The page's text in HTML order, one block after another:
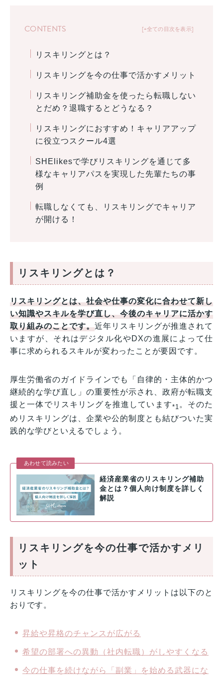
+全ての目次を表示
CONTENTS
リスキリングとは？
リスキリングを今の仕事で活かすメリット
リスキリング補助金を使ったら転職しない
とだめ？退職するとどうなる？
リスキリングにおすすめ！キャリアアップ
に役立つスクール4選
SHElikesで学びリスキリングを通じて多
様なキャリアパスを実現した先輩たちの事
例
転職しなくても、リスキリングでキャリア
が開ける！
リスキリングとは？
リスキリングとは、社会や仕事の変化に合わせて新し
い知識やスキルを学び直し、今後のキャリアに活かす
取り組みのことです。近年リスキリングが推進されて
いますが、それはデジタル化やDXの進展によって仕
事に求められるスキルが変わったことが要因です。
厚生労働省のガイドラインでも「自律的・主体的かつ
継続的な学び直し」の重要性が示され、政府が転職支
援と一体でリスキリングを推進しています*1 。そのた
めリスキリングは、企業や公的制度とも結びついた実
践的な学びといえるでしょう。
あわせて読みたい
経済産業省のリスキリング補助
金とは？個人向け制度を詳しく
解説
リスキリングを今の仕事で活かすメリ
ット
リスキリングを今の仕事で活かすメリットは以下のと
おりです。
昇給や昇格のチャンスが広がる
希望の部署への異動（社内転職）がしやすくなる
今の仕事を続けながら「副業」を始める武器にな